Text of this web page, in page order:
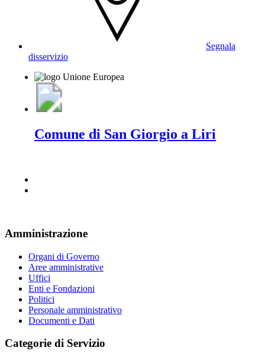
Segnala
disservizio
Comune di San Giorgio a Liri
Amministrazione
Organi di Governo
Aree amministrative
Uffici
Enti e Fondazioni
Politici
Personale amministrativo
Documenti e Dati
Categorie di Servizio